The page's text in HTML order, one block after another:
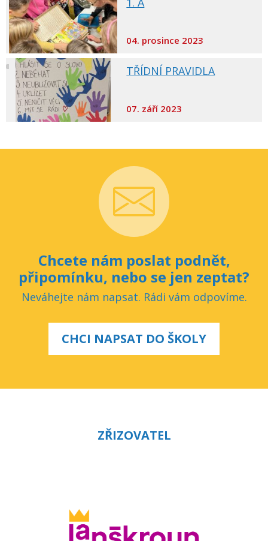
04. prosince 2023
TŘÍDNÍ PRAVIDLA
07. září 2023
Chcete nám poslat podnět,
připomínku, nebo se jen zeptat?
Neváhejte nám napsat. Rádi vám odpovíme.
CHCI NAPSAT DO ŠKOLY
ZŘIZOVATEL